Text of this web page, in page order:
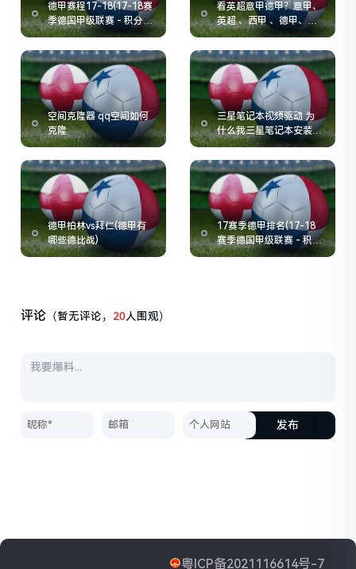
德甲赛程17-18(17-18赛
季德国甲级联赛 - 积分
榜)
看英超意甲德甲？意甲、
英超 、西甲 、德甲、法
甲各有些什么特点
空间克隆器 qq空间如何
克隆
三星笔记本视频驱动 为
什么我三星笔记本安装了
摄像头驱动却无法视屏
德甲柏林vs拜仁(德甲有
哪些德比战)
17赛季德甲排名(17-18
赛季德国甲级联赛 - 积分
榜)
评论 （暂无评论， 20人围观）
发布
粤ICP备2021116614号-7